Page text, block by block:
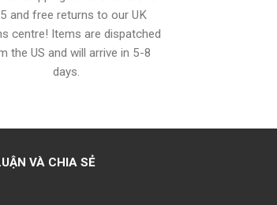
and free returns to our UK
centre! Items are dispatched
the US and will arrive in 5-8
days.
VÀ CHIA SẺ